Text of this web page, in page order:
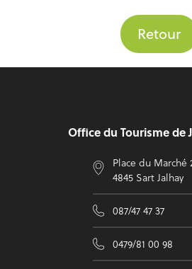
Retour
Office du Tourisme de
Place du Marché
4845 Sart Jalhay
087/47 47 37
0479/81 00 98